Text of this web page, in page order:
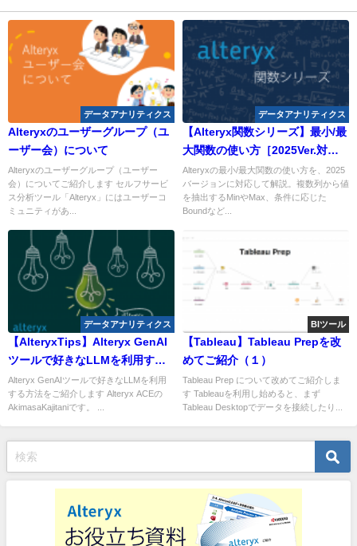
データアナリティクス
Alteryxのユーザーグループ（ユ
ーザー会）について
Alteryxのユーザーグループ（ユーザー
会）についてご紹介します セルフサービ
ス分析ツール「Alteryx」にはユーザーコ
ミュニティがあ...
データアナリティクス
【Alteryx関数シリーズ】最小/最
大関数の使い方［2025Ver.対
応］
Alteryxの最小/最大関数の使い方を、2025
バージョンに対応して解説。複数列から値
を抽出するMinやMax、条件に応じた
Boundなど...
データアナリティクス
【AlteryxTips】Alteryx GenAI
ツールで好きなLLMを利用する
方法
Alteryx GenAIツールで好きなLLMを利用
する方法をご紹介します Alteryx ACEの
AkimasaKajitaniです。 ...
BIツール
【Tableau】Tableau Prepを改
めてご紹介（１）
Tableau Prep について改めてご紹介しま
す Tableauを利用し始めると、まず
Tableau Desktopでデータを接続したり...